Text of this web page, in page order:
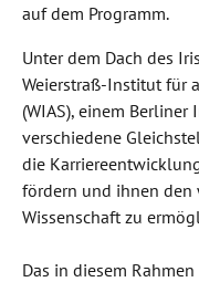
auf dem Programm.
Unter dem Dach des
Weierstraß-Institut für
(WIAS), einem
verschiedene
die
fördern und ihnen den
Wissenschaft zu
Das in diesem